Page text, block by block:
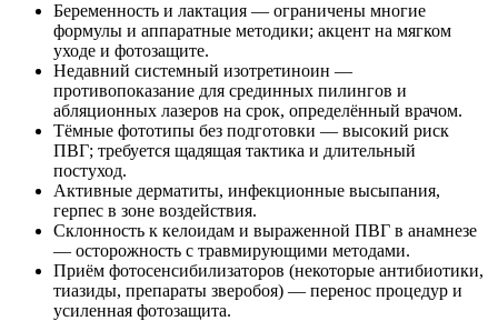
Беременность и лактация — ограничены многие
формулы и аппаратные методики; акцент на мягком
уходе и фотозащите.
Недавний системный изотретиноин —
противопоказание для срединных пилингов и
абляционных лазеров на срок, определённый врачом.
Тёмные фототипы без подготовки — высокий риск
ПВГ; требуется щадящая тактика и длительный
постуход.
Активные дерматиты, инфекционные высыпания,
герпес в зоне воздействия.
Склонность к келоидам и выраженной ПВГ в анамнезе
— осторожность с травмирующими методами.
Приём фотосенсибилизаторов (некоторые антибиотики,
тиазиды, препараты зверобоя) — перенос процедур и
усиленная фотозащита.